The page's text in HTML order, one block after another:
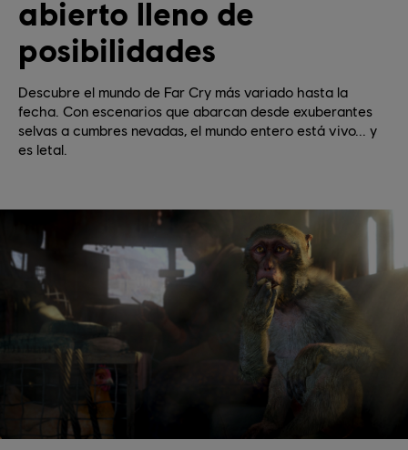
abierto lleno de
posibilidades
Descubre el mundo de Far Cry más variado hasta la
fecha. Con escenarios que abarcan desde exuberantes
selvas a cumbres nevadas, el mundo entero está vivo... y
es letal.